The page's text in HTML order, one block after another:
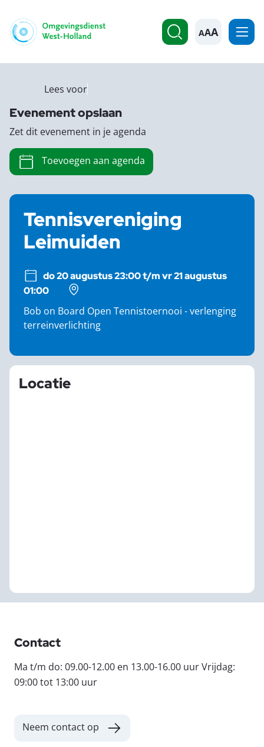
A
Tennisvereniging
Leimuiden
do 20 augustus 23:00 t/m vr 21 augustus
01:00
Bob on Board Open Tennistoernooi - verlenging
terreinverlichting
Locatie
Lees voor
Evenement opslaan
Zet dit evenement in je agenda
Toevoegen aan agenda
Contact
Ma t/m do: 09.00-12.00 en 13.00-16.00 uur Vrijdag:
09:00 tot 13:00 uur
Neem contact op